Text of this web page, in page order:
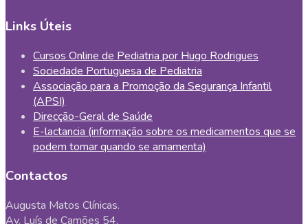
Links Úteis
Cursos Online de Pediatria por Hugo Rodrigues
Sociedade Portuguesa de Pediatria
Associação para a Promoção da Segurança Infantil
(APSI)
Direcção-Geral de Saúde
E-lactancia (informação sobre os medicamentos que se
podem tomar quando se amamenta)
Contactos
Augusta Matos Clínicas.
Av. Luís de Camões 54,